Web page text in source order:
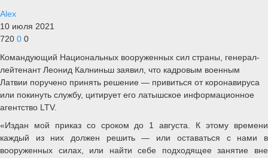
Alex
10 июля 2021
720 0 0
Командующий Национальных вооруженных сил страны, генерал-
лейтенант Леонид Калниньш заявил, что кадровым военным
Латвии поручено принять решение — привиться от коронавируса
или покинуть службу, цитирует его латышское информационное
агентство LTV.
«Издан мой приказ со сроком до 1 августа. К этому времени
каждый из них должен решить — или оставаться с нами в
вооруженных силах, или найти себе подходящее занятие вне